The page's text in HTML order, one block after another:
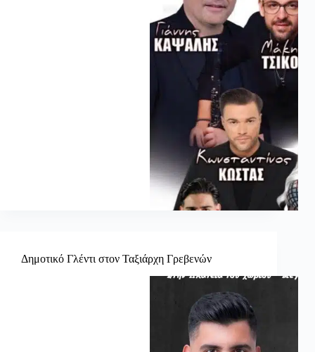
Δημοτικό Γλέντι στον Ταξιάρχη Γρεβενών